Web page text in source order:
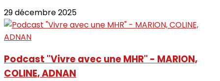
29 décembre 2025
Podcast "Vivre avec une MHR" - MARION,
COLINE, ADNAN